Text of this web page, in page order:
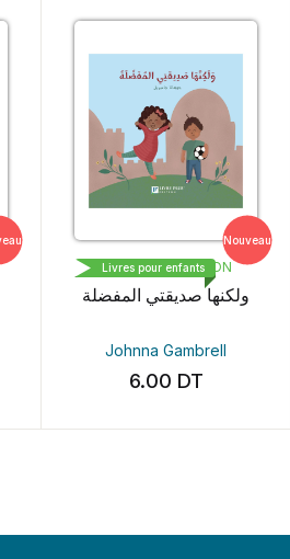
LIVRE PLUS EDITION
ولكنها صديقتي المفضلة
Johnna Gambrell
6.00DT
Nouveau
Livres pour enfants